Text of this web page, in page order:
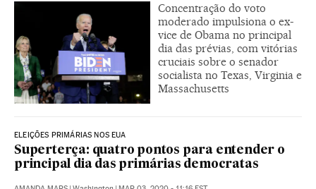
Concentração do voto
moderado impulsiona o ex-
vice de Obama no principal
dia das prévias, com vitórias
cruciais sobre o senador
socialista no Texas, Virginia e
Massachusetts
ELEIÇÕES PRIMÁRIAS NOS EUA
Superterça: quatro pontos para entender o
principal dia das primárias democratas